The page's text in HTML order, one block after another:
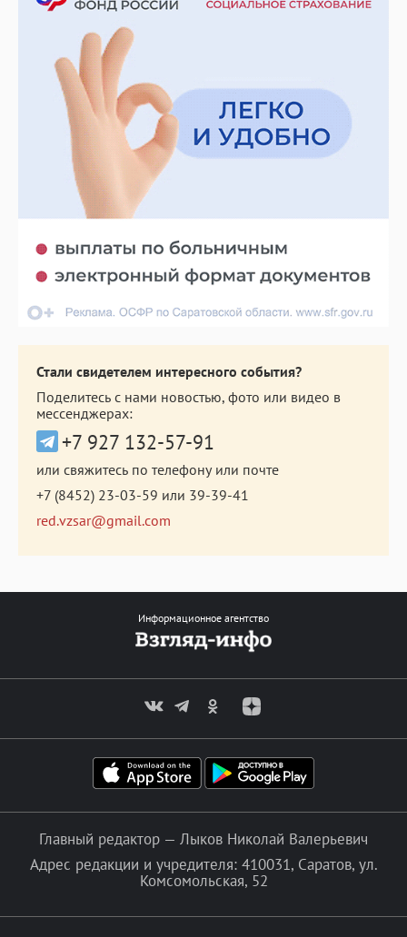
Стали свидетелем интересного события?
Поделитесь с нами новостью, фото или видео в
мессенджерах:
+7 927 132-57-91
или свяжитесь по телефону или почте
+7 (8452) 23-03-59 или 39-39-41
red.vzsar@gmail.com
Информационное агентство
Главный редактор — Лыков Николай Валерьевич
Адрес редакции и учредителя: 410031, Саратов, ул.
Комсомольская, 52